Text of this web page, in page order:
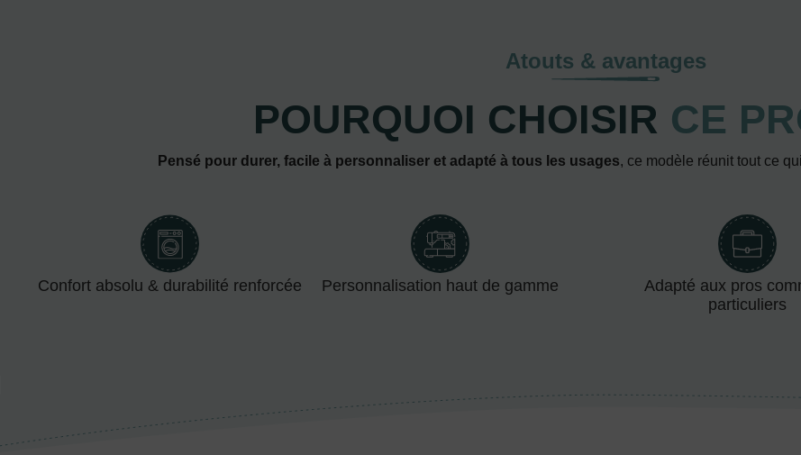
Atouts & avantages
POURQUOI CHOISIR CE
Pensé pour durer, facile à personnaliser et adapté à tous les usages, ce modèle réunit tout ce
Confort absolu & durabilité renforcée Personnalisation haut de gamme
Adapté aux pros
particuliers